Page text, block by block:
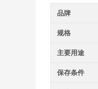
品牌
规格
主要用途
保存条件